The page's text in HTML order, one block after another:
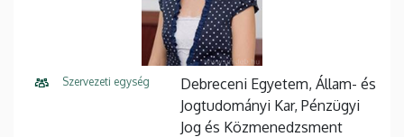
Szervezeti egység
Debreceni Egyetem, Állam- és
Jogtudományi Kar, Pénzügyi
Jog és Közmenedzsment